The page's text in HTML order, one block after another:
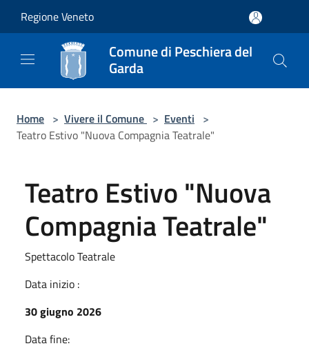
Regione Veneto
Comune di Peschiera del
Garda
Home > Vivere il Comune > Eventi >
Teatro Estivo "Nuova Compagnia Teatrale"
Teatro Estivo "Nuova
Compagnia Teatrale"
Spettacolo Teatrale
Data inizio :
30 giugno 2026
Data fine: